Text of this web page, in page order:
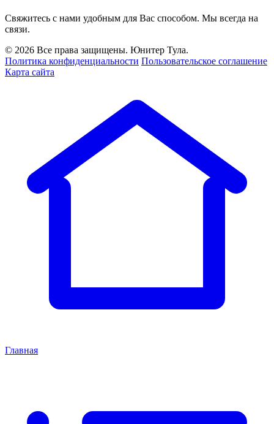
Свяжитесь с нами удобным для Вас способом. Мы всегда на
связи.
© 2026 Все права защищены. Юнитер Тула.
Политика конфиденциальности Пользовательское соглашение
Карта сайта
Главная